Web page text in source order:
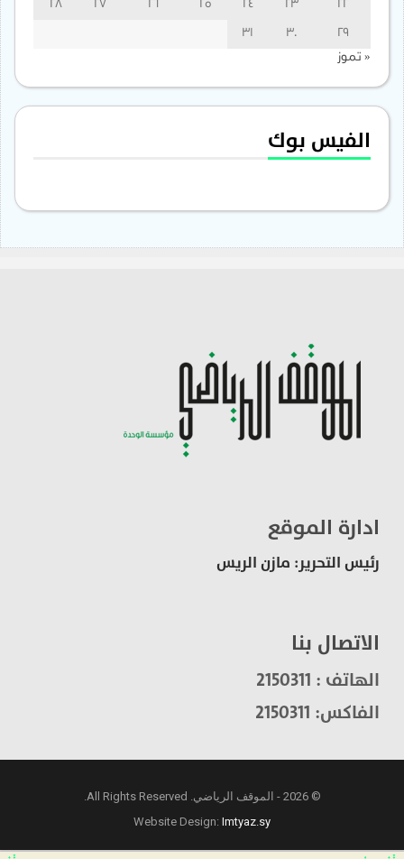
22
23
24
25
26
27
28
29
30
31
« تموز
الفيس بوك
ادارة الموقع
رئيس التحرير: مازن الريس
الاتصال بنا
الهاتف : 2150311
الفاكس: 2150311
© 2026 - الموقف الرياضي. All Rights Reserved.
Website Design:Imtyaz.sy